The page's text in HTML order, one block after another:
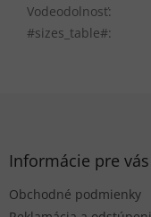
Vodeodolnosť:
#sizes_table#:
Informácie pre vás
Obchodné podmienky